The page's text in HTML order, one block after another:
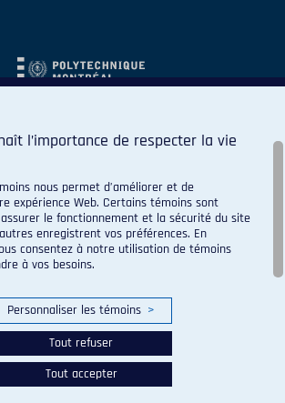
de l'Université de Montréal. Tous droits
l’importance de respecter la vie
nous permet d’améliorer et de
expérience Web. Certains témoins sont
le fonctionnement et la sécurité du site
enregistrent vos préférences. En
consentez à notre utilisation de témoins
à vos besoins.
Personnaliser les témoins >
Tout refuser
Tout accepter